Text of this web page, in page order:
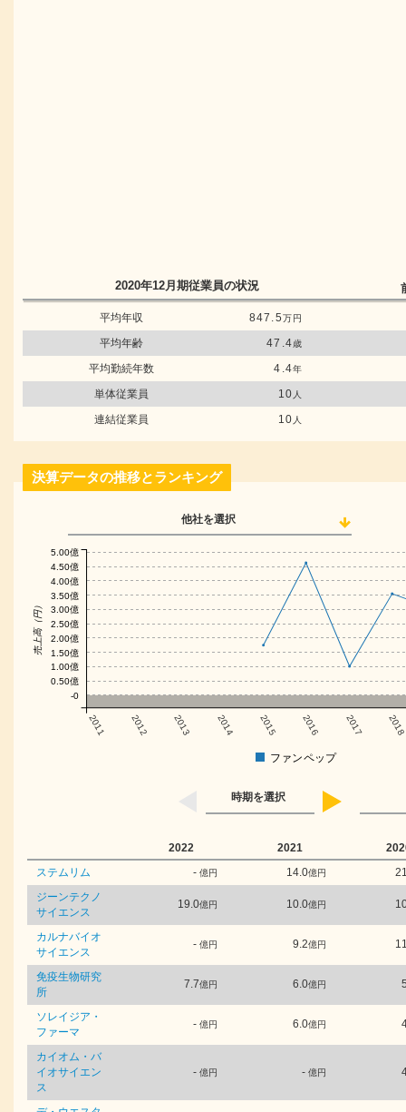
2020年12月期従業員の状況
平均年収 847.5万円
平均年齢 47.4歳
平均勤続年数 4.4年
単体従業員 10 人
連結従業員 10 人
決算データの推移とランキング
他社を選択
2011 2012 2013 2014 2015 2016 2017 2018
売上高（円）
-0
0.50億
1.00億
1.50億
2.00億
2.50億
3.00億
3.50億
4.00億
4.50億
5.00億
ファンペップ
時期を選択
2022 2021
ステムリム
- 億円 14.0億円
ジーンテクノ
サイエンス
19.0億円 10.0億円
カルナバイオ
サイエンス
- 億円 9.2億円
免疫生物研究
所
7.7億円 6.0億円
ソレイジア・
ファーマ
- 億円 6.0億円
カイオム・バ
イオサイエン
ス
- 億円 - 億円